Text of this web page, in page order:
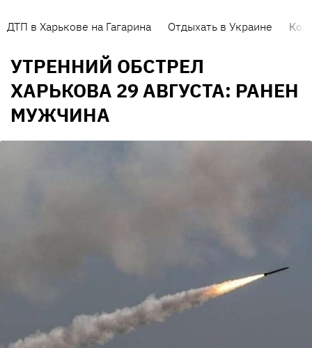
ДТП в Харькове на Гагарина Отдыхать в Украине
УТРЕННИЙ ОБСТРЕЛ
ХАРЬКОВА 29 АВГУСТА: РАНЕН
МУЖЧИНА